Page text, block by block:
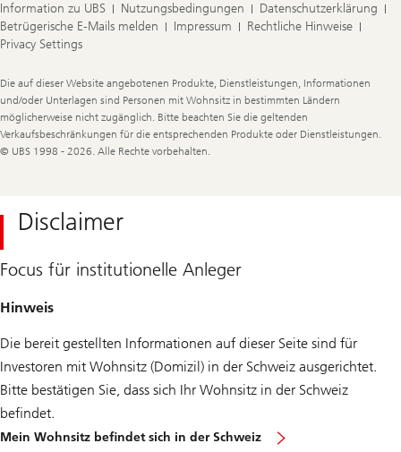
Information zu UBS Nutzungsbedingungen
Datenschutzerklärung
Betrügerische E-Mails melden
Impressum
Rechtliche Hinweise
Privacy Settings
Legal
Information
Die auf dieser Website angebotenen Produkte, Dienstleistungen, Informationen
und/oder Unterlagen sind Personen mit Wohnsitz in bestimmten Ländern
möglicherweise nicht zugänglich. Bitte beachten Sie die geltenden
Verkaufsbeschränkungen für die entsprechenden Produkte oder Dienstleistungen.
© UBS 1998 - 2026. Alle Rechte vorbehalten.
Disclaimer
Focus für institutionelle Anleger
Hinweis
Die bereit gestellten Informationen auf dieser Seite sind für
Investoren mit Wohnsitz (Domizil) in der Schweiz ausgerichtet.
Bitte bestätigen Sie, dass sich Ihr Wohnsitz in der Schweiz
befindet.
Mein Wohnsitz befindet sich in der Schweiz